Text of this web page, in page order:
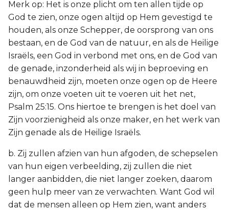
Merk op: Het is onze plicht om ten allen tijde op
God te zien, onze ogen altijd op Hem gevestigd te
houden, als onze Schepper, de oorsprong van ons
bestaan, en de God van de natuur, en als de Heilige
Israëls, een God in verbond met ons, en de God van
de genade, inzonderheid als wij in beproeving en
benauwdheid zijn, moeten onze ogen op de Heere
zijn, om onze voeten uit te voeren uit het net,
Psalm 25:15. Ons hiertoe te brengen is het doel van
Zijn voorzienigheid als onze maker, en het werk van
Zijn genade als de Heilige Israëls.
b. Zij zullen afzien van hun afgoden, de schepselen
van hun eigen verbeelding, zij zullen die niet
langer aanbidden, die niet langer zoeken, daarom
geen hulp meer van ze verwachten. Want God wil
dat de mensen alleen op Hem zien, want anders